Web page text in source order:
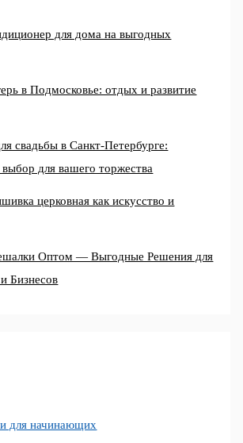
для дома на выгодных
в Подмосковье: отдых и развитие
свадьбы в Санкт-Петербурге:
для вашего торжества
церковная как искусство и
Оптом — Выгодные Решения для
Бизнесов
для начинающих